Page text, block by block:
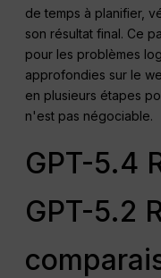
de temps à planifier,
son résultat final. Ce
pour les problèmes
approfondies sur le
en plusieurs étapes
n'est pas négociable.
GPT-5.4
GPT-5.2